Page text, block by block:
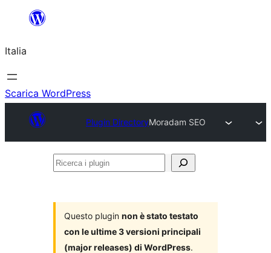
contenuto
Italia
Scarica WordPress
Plugin DirectoryMoradam SEO
Ricerca
Questo plugin non è stato testato
con le ultime 3 versioni principali
(major releases) di WordPress.